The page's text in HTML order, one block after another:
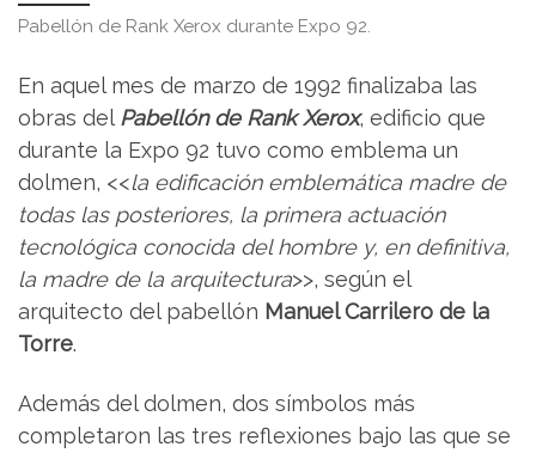
Pabellón de Rank Xerox durante Expo 92.
En aquel mes de marzo de 1992 finalizaba las
obras delPabellón de Rank Xerox, edificio que
durante la Expo 92 tuvo como emblema un
dolmen, <<la edificación emblemática madre de
todas las posteriores, la primera actuación
tecnológica conocida del hombre y, en definitiva,
la madre de la arquitectura>>, según el
arquitecto del pabellón Manuel Carrilero de la
Torre.
Además del dolmen, dos símbolos más
completaron las tres reflexiones bajo las que se